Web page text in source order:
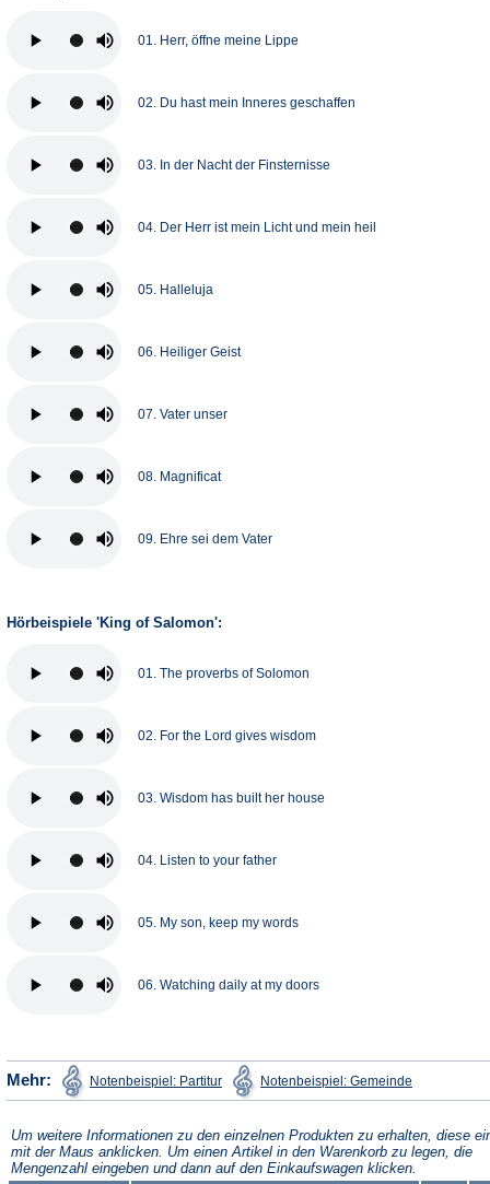
01. Herr, öffne meine Lippe
02. Du hast mein Inneres geschaffen
03. In der Nacht der Finsternisse
04. Der Herr ist mein Licht und mein heil
05. Halleluja
06. Heiliger Geist
07. Vater unser
08. Magnificat
09. Ehre sei dem Vater
Hörbeispiele 'King of Salomon':
01. The proverbs of Solomon
02. For the Lord gives wisdom
03. Wisdom has built her house
04. Listen to your father
05. My son, keep my words
06. Watching daily at my doors
Mehr: Notenbeispiel: Partitur
(Öffnet
in
einem
Tab)
Notenbeispiel: Gemeindein
einem
Tab)
Um weitere Informationen zu den einzelnen Produkten zu erhalten, diese
mit der Maus anklicken. Um einen Artikel in den Warenkorb zu legen, die
Mengenzahl eingeben und dann auf den Einkaufswagen klicken.